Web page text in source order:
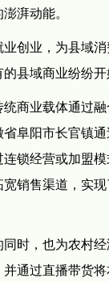
湃动能。
创业，为县域
县域商业纷纷
商业载体通过
阜阳市长官镇
锁经营或加盟
销售渠道，实
时，也为农村
通过直播带货